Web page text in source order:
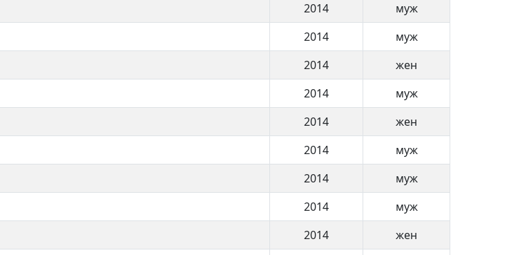
2014
муж
2014
муж
2014
жен
2014
муж
2014
жен
2014
муж
2014
муж
2014
муж
2014
жен